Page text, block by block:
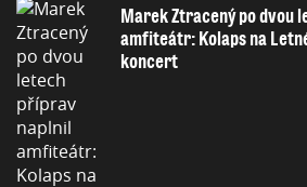
Marek Ztracený po dvou
amfiteátr: Kolaps na
koncert